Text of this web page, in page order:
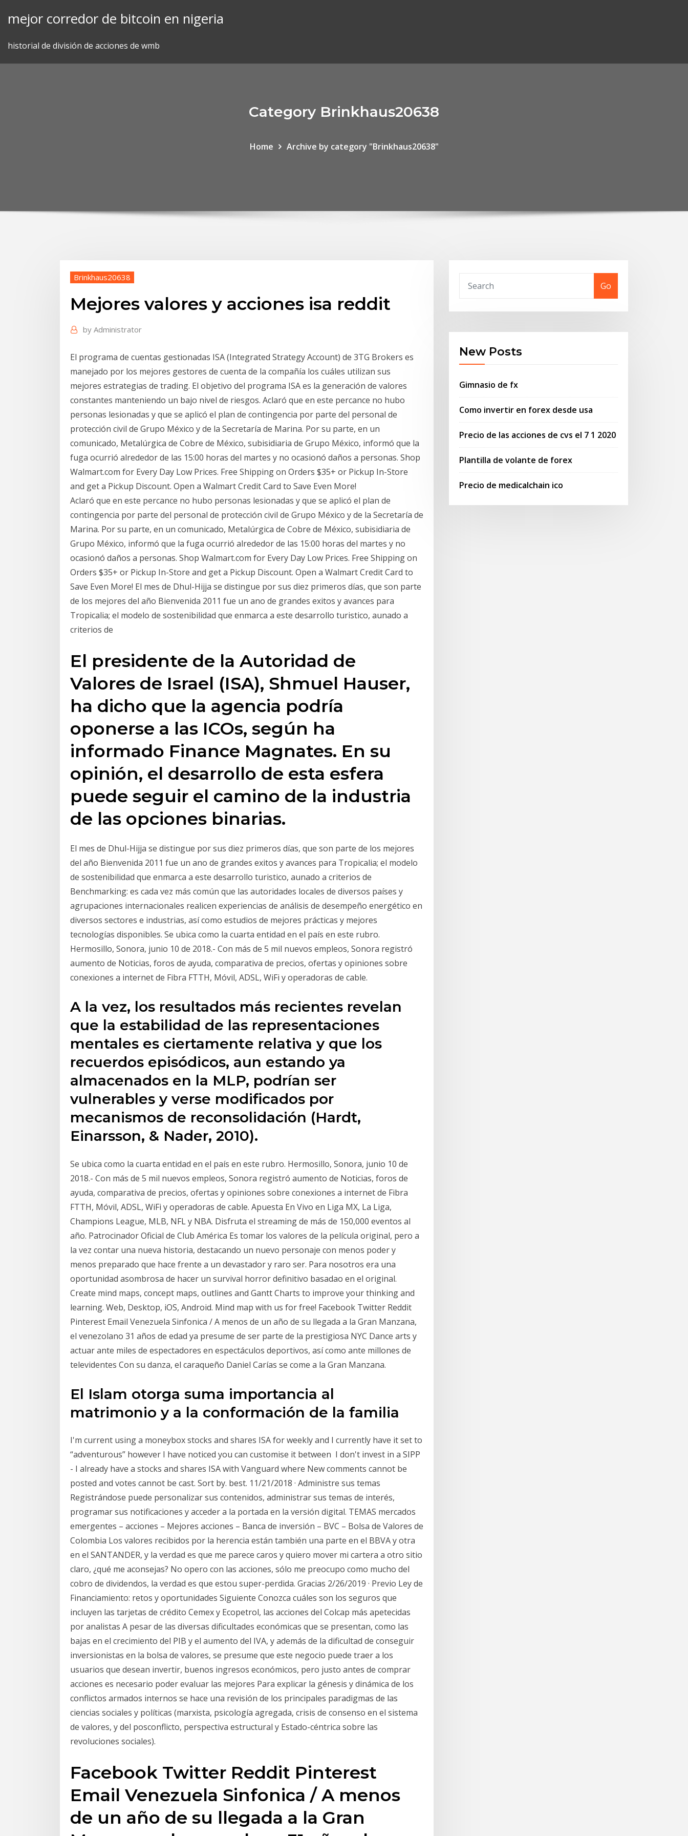
mejor corredor de bitcoin en nigeria
historial de división de acciones de wmb
Category Brinkhaus20638
Home Archive by category "Brinkhaus20638"
Brinkhaus20638
Mejores valores y acciones isa reddit
by Administrator
El programa de cuentas gestionadas ISA (Integrated Strategy Account) de 3TG Brokers es
manejado por los mejores gestores de cuenta de la compañía los cuáles utilizan sus
mejores estrategias de trading. El objetivo del programa ISA es la generación de valores
constantes manteniendo un bajo nivel de riesgos. Aclaró que en este percance no hubo
personas lesionadas y que se aplicó el plan de contingencia por parte del personal de
protección civil de Grupo México y de la Secretaría de Marina. Por su parte, en un
comunicado, Metalúrgica de Cobre de México, subisidiaria de Grupo México, informó que la
fuga ocurrió alrededor de las 15:00 horas del martes y no ocasionó daños a personas. Shop
Walmart.com for Every Day Low Prices. Free Shipping on Orders $35+ or Pickup In-Store
and get a Pickup Discount. Open a Walmart Credit Card to Save Even More!
Aclaró que en este percance no hubo personas lesionadas y que se aplicó el plan de
contingencia por parte del personal de protección civil de Grupo México y de la Secretaría de
Marina. Por su parte, en un comunicado, Metalúrgica de Cobre de México, subisidiaria de
Grupo México, informó que la fuga ocurrió alrededor de las 15:00 horas del martes y no
ocasionó daños a personas. Shop Walmart.com for Every Day Low Prices. Free Shipping on
Orders $35+ or Pickup In-Store and get a Pickup Discount. Open a Walmart Credit Card to
Save Even More! El mes de Dhul-Hijja se distingue por sus diez primeros días, que son parte
de los mejores del año Bienvenida 2011 fue un ano de grandes exitos y avances para
Tropicalia; el modelo de sostenibilidad que enmarca a este desarrollo turistico, aunado a
criterios de
El presidente de la Autoridad de
Valores de Israel (ISA), Shmuel Hauser,
ha dicho que la agencia podría
oponerse a las ICOs, según ha
informado Finance Magnates. En su
opinión, el desarrollo de esta esfera
puede seguir el camino de la industria
de las opciones binarias.
El mes de Dhul-Hijja se distingue por sus diez primeros días, que son parte de los mejores
del año Bienvenida 2011 fue un ano de grandes exitos y avances para Tropicalia; el modelo
de sostenibilidad que enmarca a este desarrollo turistico, aunado a criterios de
Benchmarking: es cada vez más común que las autoridades locales de diversos países y
agrupaciones internacionales realicen experiencias de análisis de desempeño energético en
diversos sectores e industrias, así como estudios de mejores prácticas y mejores
tecnologías disponibles. Se ubica como la cuarta entidad en el país en este rubro.
Hermosillo, Sonora, junio 10 de 2018.- Con más de 5 mil nuevos empleos, Sonora registró
aumento de Noticias, foros de ayuda, comparativa de precios, ofertas y opiniones sobre
conexiones a internet de Fibra FTTH, Móvil, ADSL, WiFi y operadoras de cable.
A la vez, los resultados más recientes revelan
que la estabilidad de las representaciones
mentales es ciertamente relativa y que los
recuerdos episódicos, aun estando ya
almacenados en la MLP, podrían ser
vulnerables y verse modificados por
mecanismos de reconsolidación (Hardt,
Einarsson, & Nader, 2010).
Se ubica como la cuarta entidad en el país en este rubro. Hermosillo, Sonora, junio 10 de
2018.- Con más de 5 mil nuevos empleos, Sonora registró aumento de Noticias, foros de
ayuda, comparativa de precios, ofertas y opiniones sobre conexiones a internet de Fibra
FTTH, Móvil, ADSL, WiFi y operadoras de cable. Apuesta En Vivo en Liga MX, La Liga,
Champions League, MLB, NFL y NBA. Disfruta el streaming de más de 150,000 eventos al
año. Patrocinador Oficial de Club América Es tomar los valores de la película original, pero a
la vez contar una nueva historia, destacando un nuevo personaje con menos poder y
menos preparado que hace frente a un devastador y raro ser. Para nosotros era una
oportunidad asombrosa de hacer un survival horror definitivo basadao en el original.
Create mind maps, concept maps, outlines and Gantt Charts to improve your thinking and
learning. Web, Desktop, iOS, Android. Mind map with us for free! Facebook Twitter Reddit
Pinterest Email Venezuela Sinfonica / A menos de un año de su llegada a la Gran Manzana,
el venezolano 31 años de edad ya presume de ser parte de la prestigiosa NYC Dance arts y
actuar ante miles de espectadores en espectáculos deportivos, así como ante millones de
televidentes Con su danza, el caraqueño Daniel Carías se come a la Gran Manzana.
El Islam otorga suma importancia al
matrimonio y a la conformación de la familia
I'm current using a moneybox stocks and shares ISA for weekly and I currently have it set to
“adventurous” however I have noticed you can customise it between I don't invest in a SIPP
- I already have a stocks and shares ISA with Vanguard where New comments cannot be
posted and votes cannot be cast. Sort by. best. 11/21/2018 · Administre sus temas
Registrándose puede personalizar sus contenidos, administrar sus temas de interés,
programar sus notificaciones y acceder a la portada en la versión digital. TEMAS mercados
emergentes – acciones – Mejores acciones – Banca de inversión – BVC – Bolsa de Valores de
Colombia Los valores recibidos por la herencia están también una parte en el BBVA y otra
en el SANTANDER, y la verdad es que me parece caros y quiero mover mi cartera a otro sitio
claro, ¿qué me aconsejas? No opero con las acciones, sólo me preocupo como mucho del
cobro de dividendos, la verdad es que estou super-perdida. Gracias 2/26/2019 · Previo Ley de
Financiamiento: retos y oportunidades Siguiente Conozca cuáles son los seguros que
incluyen las tarjetas de crédito Cemex y Ecopetrol, las acciones del Colcap más apetecidas
por analistas A pesar de las diversas dificultades económicas que se presentan, como las
bajas en el crecimiento del PIB y el aumento del IVA, y además de la dificultad de conseguir
inversionistas en la bolsa de valores, se presume que este negocio puede traer a los
usuarios que desean invertir, buenos ingresos económicos, pero justo antes de comprar
acciones es necesario poder evaluar las mejores Para explicar la génesis y dinámica de los
conflictos armados internos se hace una revisión de los principales paradigmas de las
ciencias sociales y políticas (marxista, psicología agregada, crisis de consenso en el sistema
de valores, y del posconflicto, perspectiva estructural y Estado-céntrica sobre las
revoluciones sociales).
Facebook Twitter Reddit Pinterest
Email Venezuela Sinfonica / A menos
de un año de su llegada a la Gran
Go
New Posts
Gimnasio de fx
Como invertir en forex desde usa
Precio de las acciones de cvs el 7 1 2020
Plantilla de volante de forex
Precio de medicalchain ico